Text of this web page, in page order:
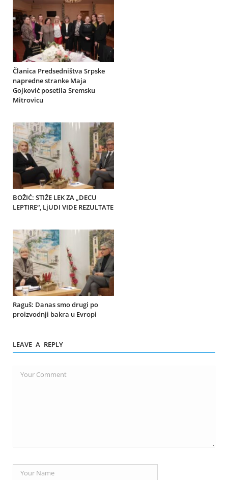
Članica Predsedništva Srpske
napredne stranke Maja
Gojković posetila Sremsku
Mitrovicu
BOŽIĆ: STIŽE LEK ZA „DECU
LEPTIRE“, LjUDI VIDE REZULTATE
Raguš: Danas smo drugi po
proizvodnji bakra u Evropi
LEAVE A REPLY